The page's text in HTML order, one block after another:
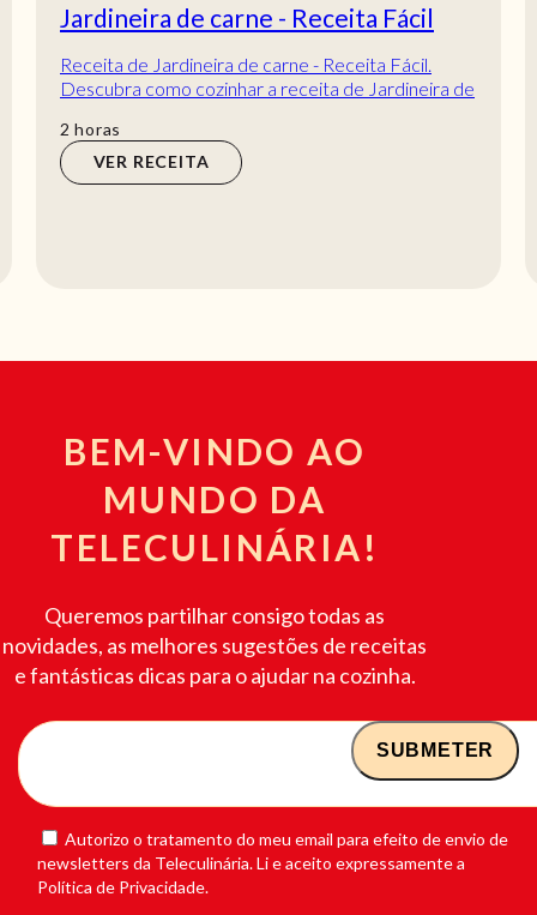
Jardineira de carne - Receita Fácil
Receita de Jardineira de carne - Receita Fácil.
Descubra como cozinhar a receita de Jardineira de
2 horas
horas
VER RECEITA
BEM-VINDO AO
MUNDO DA
TELECULINÁRIA!
Queremos partilhar consigo todas as
novidades, as melhores sugestões de receitas
e fantásticas dicas para o ajudar na cozinha.
Autorizo o tratamento do meu email para efeito de envio de
newsletters da Teleculinária. Li e aceito expressamente a
Política de Privacidade.